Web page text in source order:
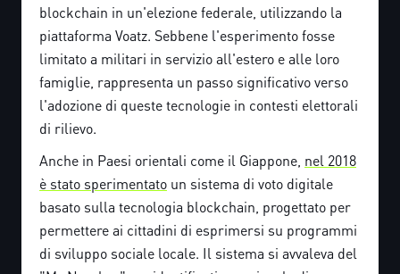
blockchain in un'elezione federale, utilizzando la
piattaforma Voatz. Sebbene l'esperimento fosse
limitato a militari in servizio all'estero e alle loro
famiglie, rappresenta un passo significativo verso
l'adozione di queste tecnologie in contesti elettorali
di rilievo.
Anche in Paesi orientali come il Giappone, nel 2018
è stato sperimentato un sistema di voto digitale
basato sulla tecnologia blockchain, progettato per
permettere ai cittadini di esprimersi su programmi
di sviluppo sociale locale. Il sistema si avvaleva del